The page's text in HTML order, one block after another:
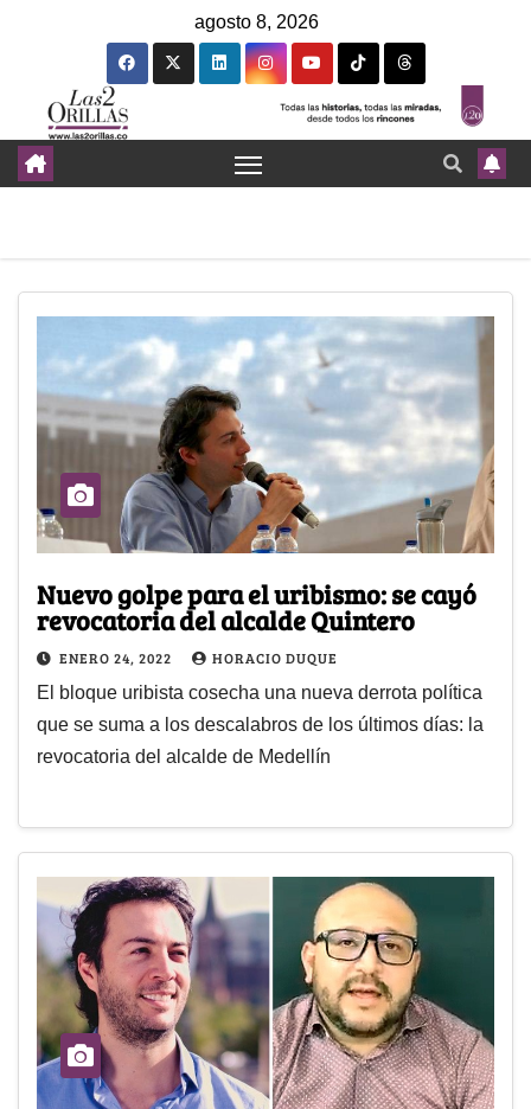
agosto 8, 2026
Nuevo golpe para el uribismo: se cayó
revocatoria del alcalde Quintero
ENERO 24, 2022 HORACIO DUQUE
El bloque uribista cosecha una nueva derrota política
que se suma a los descalabros de los últimos días: la
revocatoria del alcalde de Medellín